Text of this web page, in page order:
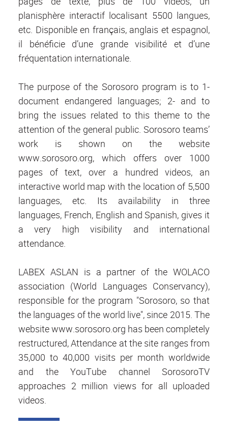
planisphère interactif localisant 5500 langues,
etc. Disponible en français, anglais et espagnol,
il bénéficie d’une grande visibilité et d’une
fréquentation internationale.
The purpose of the Sorosoro program is to 1-
document endangered languages; 2- and to
bring the issues related to this theme to the
attention of the general public. Sorosoro teams’
work is shown on the website
www.sorosoro.org, which offers over 1000
pages of text, over a hundred videos, an
interactive world map with the location of 5,500
languages, etc. Its availability in three
languages, French, English and Spanish, gives it
a very high visibility and international
attendance.
LABEX ASLAN is a partner of the WOLACO
association (World Languages Conservancy),
responsible for the program "Sorosoro, so that
the languages ​​of the world live", since 2015. The
website www.sorosoro.org has been completely
restructured, Attendance at the site ranges from
35,000 to 40,000 visits per month worldwide
and the YouTube channel SorosoroTV
approaches 2 million views for all uploaded
videos.